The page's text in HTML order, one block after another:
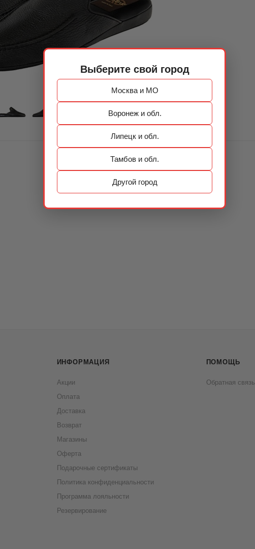
Выберите свой город
Москва и МО
Воронеж и обл.
Липецк и обл.
Тамбов и обл.
Другой город
ИНФОРМАЦИЯ
Акции
Оплата
Доставка
Возврат
Магазины
Оферта
Подарочные сертификаты
Политика конфиденциальности
Программа лояльности
Резервирование
ПОМОЩЬ
Обратная связь